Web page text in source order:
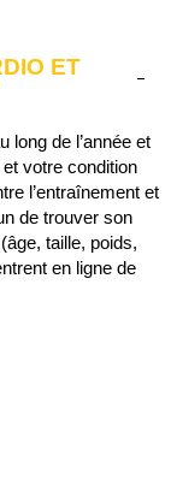
ET
long de l’année et
votre condition
l’entraînement et
de trouver son
taille, poids,
en ligne de